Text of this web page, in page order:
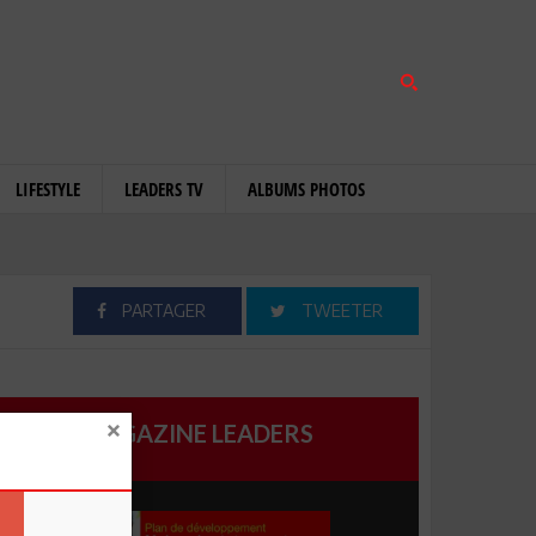
LIFESTYLE LEADERS TV ALBUMS PHOTOS
PARTAGER TWEETER
MAGAZINE LEADERS